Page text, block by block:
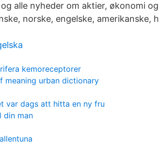
alle nyheder om aktier, økonomi
norske, engelske, amerikanske,
kemoreceptorer
meaning urban dictionary
var dags att hitta en ny fru
din man